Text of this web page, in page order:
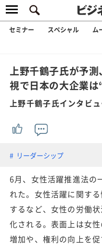
セミナー スペシャル ム
上野千鶴子氏が予
視で日本の大企業は
上野千鶴子氏インタビュ
リーダーシップ
6月、女性活躍推進法の
れた。女性活躍に関す
するなど、女性の労働
化される。表面上は女
増加や、権利の向上を